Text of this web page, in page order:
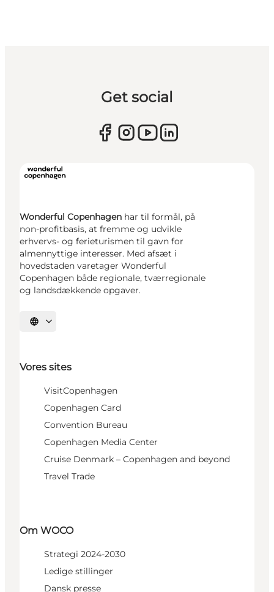
Get social
Wonderful Copenhagen har til formål, på
non-profitbasis, at fremme og udvikle
erhvervs- og ferieturismen til gavn for
almennyttige interesser. Med afsæt i
hovedstaden varetager Wonderful
Copenhagen både regionale, tværregionale
og landsdækkende opgaver.
Vælg sprog
Vores sites
VisitCopenhagen
Copenhagen Card
Convention Bureau
Copenhagen Media Center
Cruise Denmark – Copenhagen and beyond
Travel Trade
Om WOCO
Strategi 2024-2030
Ledige stillinger
Dansk presse